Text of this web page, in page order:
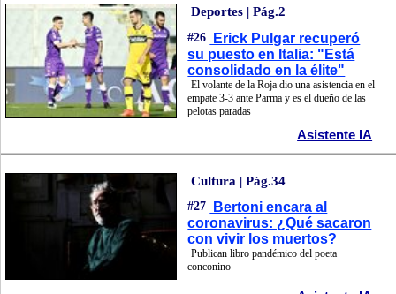
Deportes | Pág.2
#26
Erick Pulgar recuperó
su puesto en Italia: "Está
consolidado en la élite"
El volante de la Roja dio una asistencia en el
empate 3-3 ante Parma y es el dueño de las
pelotas paradas
Asistente IA
Cultura | Pág.34
#27
Bertoni encara al
coronavirus: ¿Qué sacaron
con vivir los muertos?
Publican libro pandémico del poeta
conconino